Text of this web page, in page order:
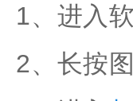
1、进入
2、长按